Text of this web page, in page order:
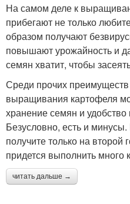
На самом деле к
прибегают не только
образом получают
повышают урожайность и
семян хватит, чтобы
Среди прочих
выращивания картофеля
хранение семян и удобство
Безусловно, есть и
получите только на второй
придется выполнить много
читать дальше →